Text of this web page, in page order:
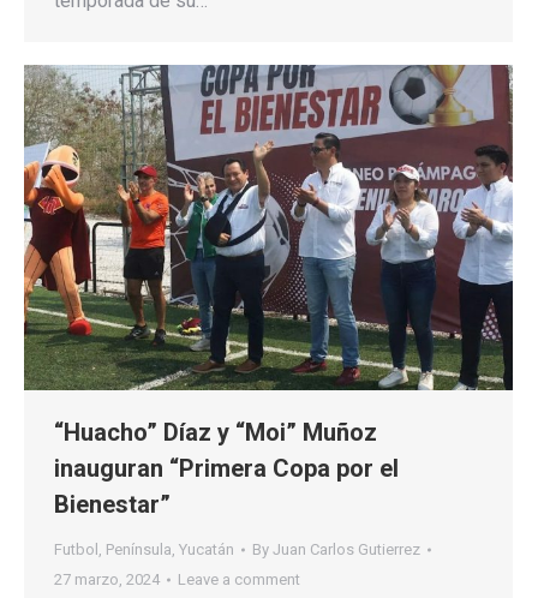
“Huacho” Díaz y “Moi” Muñoz
inauguran “Primera Copa por el
Bienestar”
Futbol , Península, Yucatán By Juan Carlos Gutierrez
27 marzo, 2024
Leave a comment